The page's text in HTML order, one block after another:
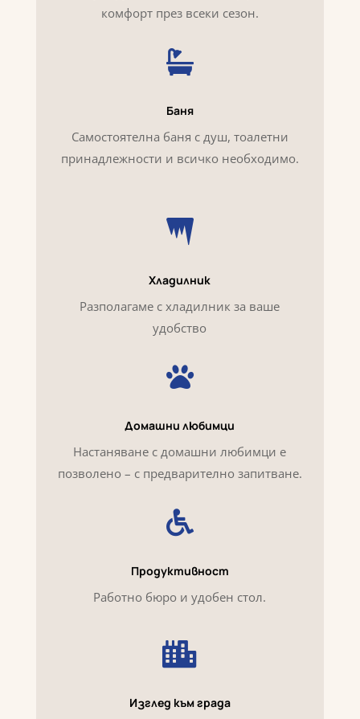
комфорт през всеки сезон.

Баня
Самостоятелна баня с душ, тоалетни
принадлежности и всичко необходимо.

Хладилник
Разполагаме с хладилник за ваше
удобство

Домашни любимци
Настаняване с домашни любимци е
позволено – с предварително запитване.

Продуктивност
Работно бюро и удобен стол.

Изглед към града